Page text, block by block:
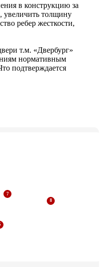
в конструкцию за
увеличить толщину
ребер жесткости,
т.м. «Двербург»
нормативным
подтверждается